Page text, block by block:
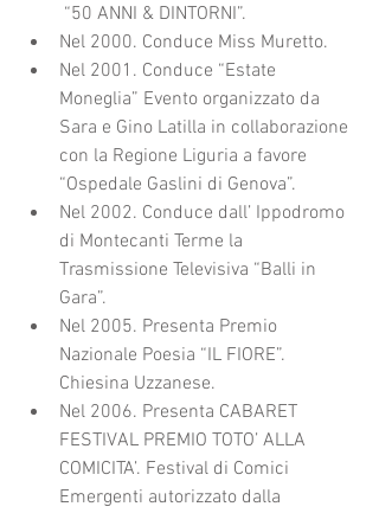
“50 ANNI & DINTORNI”.
Nel 2000. Conduce Miss Muretto.
Nel 2001. Conduce “Estate
Moneglia” Evento organizzato da
Sara e Gino Latilla in collaborazione
con la Regione Liguria a favore
“Ospedale Gaslini di Genova”.
Nel 2002. Conduce dall’ Ippodromo
di Montecanti Terme la
Trasmissione Televisiva “Balli in
Gara”.
Nel 2005. Presenta Premio
Nazionale Poesia “IL FIORE”.
Chiesina Uzzanese.
Nel 2006. Presenta CABARET
FESTIVAL PREMIO TOTO’ ALLA
COMICITA’. Festival di Comici
Emergenti autorizzato dalla